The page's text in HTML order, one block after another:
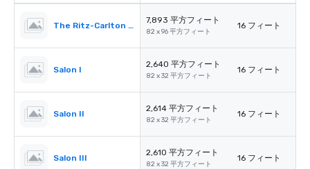
The Ritz-Carlton Ballroom
7,893 平方フィート
82 x 96 平方フィート
16 フィート
Salon I
2,640 平方フィート
82 x 32 平方フィート
16 フィート
Salon II
2,614 平方フィート
82 x 32 平方フィート
16 フィート
Salon III
2,610 平方フィート
82 x 32 平方フィート
16 フィート